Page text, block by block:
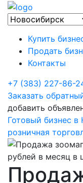
Купить
Продать
Контакты
+7 (383) 227-86-
Заказать
добавить
Готовый бизнес в
розничная